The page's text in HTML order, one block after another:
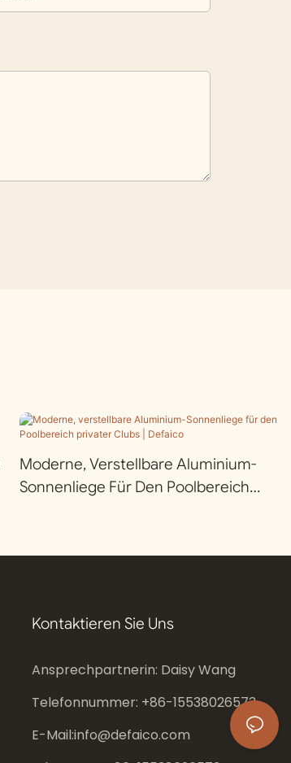
Moderne, Verstellbare Aluminium-
Sonnenliege Für Den Poolbereich
Kontaktieren Sie Uns
Ansprechpartnerin: Daisy Wang
Telefonnummer: +86-15538026573
E-Mail:info@defaico.com